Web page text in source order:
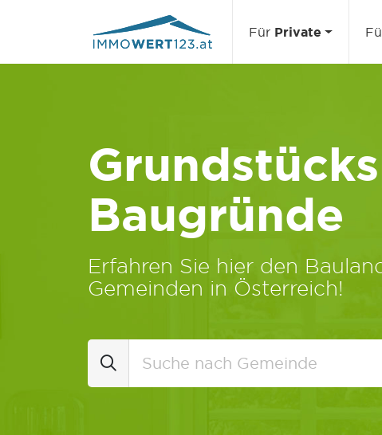
Für Private
Baugründe
Erfahren Sie hier den
Gemeinden in Österreich!